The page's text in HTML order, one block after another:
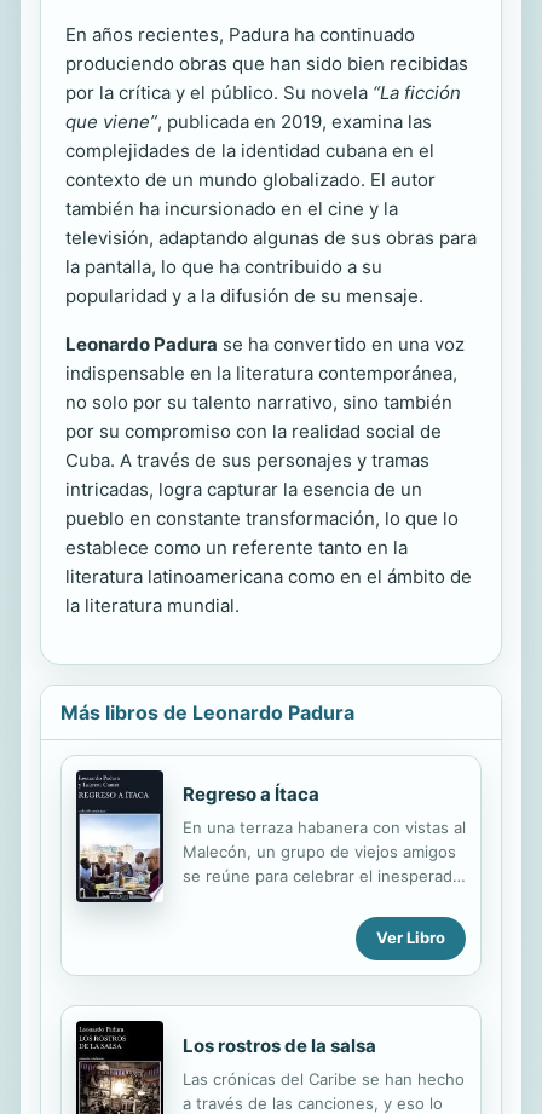
En años recientes, Padura ha continuado
produciendo obras que han sido bien recibidas
por la crítica y el público. Su novela “La ficción
que viene”, publicada en 2019, examina las
complejidades de la identidad cubana en el
contexto de un mundo globalizado. El autor
también ha incursionado en el cine y la
televisión, adaptando algunas de sus obras para
la pantalla, lo que ha contribuido a su
popularidad y a la difusión de su mensaje.
Leonardo Padura se ha convertido en una voz
indispensable en la literatura contemporánea,
no solo por su talento narrativo, sino también
por su compromiso con la realidad social de
Cuba. A través de sus personajes y tramas
intricadas, logra capturar la esencia de un
pueblo en constante transformación, lo que lo
establece como un referente tanto en la
literatura latinoamericana como en el ámbito de
la literatura mundial.
Más libros de Leonardo Padura
Regreso a Ítaca
En una terraza habanera con vistas al
Malecón, un grupo de viejos amigos
se reúne para celebrar el inesperado
España durante dieciséis años. Lo
que empieza siendo una velada
festiva en la que se recuerdan entre
avanza la noche, en un encuentro
catártico hasta el estremecimiento.
Como si la Historia les hubiera
Ver Libro
Los rostros de la salsa
Las crónicas del Caribe se han hecho
a través de las canciones, y eso lo